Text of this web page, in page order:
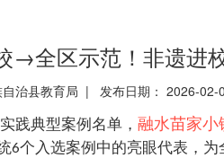
→全区示范！非遗进
自治县教育局 | 发布日期： 2026-
践典型案例名单， 融水苗家小
6个入选案例中的亮眼代表，为